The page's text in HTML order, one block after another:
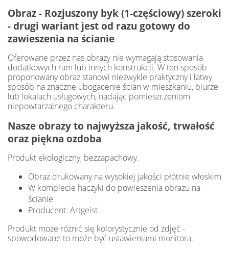
Obraz - Rozjuszony byk (1-częściowy) szeroki
- drugi wariant jest od razu gotowy do
zawieszenia na ścianie
Oferowane przez nas obrazy nie wymagają stosowania
dodatkowych ram lub innych konstrukcji. W ten sposób
proponowany obraz stanowi niezwykle praktyczny i łatwy
sposób na znaczne ubogacenie ścian w mieszkaniu, biurze
lub lokalach usługowych, nadając pomieszczeniom
niepowtarzalnego charakteru.
Nasze obrazy to najwyższa jakość, trwałość
oraz piękna ozdoba
Produkt ekologiczny, bezzapachowy.
Obraz drukowany na wysokiej jakości płótnie włoskim
W komplecie haczyki do powieszenia obrazu na
ścianie
Producent: Artgeist
Produkt może różnić się kolorystycznie od zdjęć -
spowodowane to może być ustawieniami monitora.